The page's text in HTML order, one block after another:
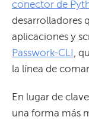
conector de
desarrolladores
aplicaciones y
Passwork-CLI,
la línea de
En lugar de
una forma más